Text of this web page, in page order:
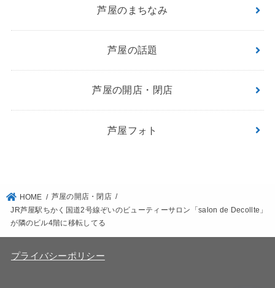
芦屋のまちなみ
芦屋の話題
芦屋の開店・閉店
芦屋フォト
HOME
芦屋の開店・閉店
JR芦屋駅ちかく国道2号線ぞいのビューティーサロン「salon de Decollte」
が隣のビル4階に移転してる
プライバシーポリシー